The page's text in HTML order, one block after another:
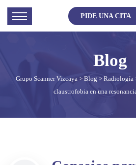
PIDE UNA CITA
Grupo Scanner Vizcaya > Blog > Radiología
claustrofobia en una